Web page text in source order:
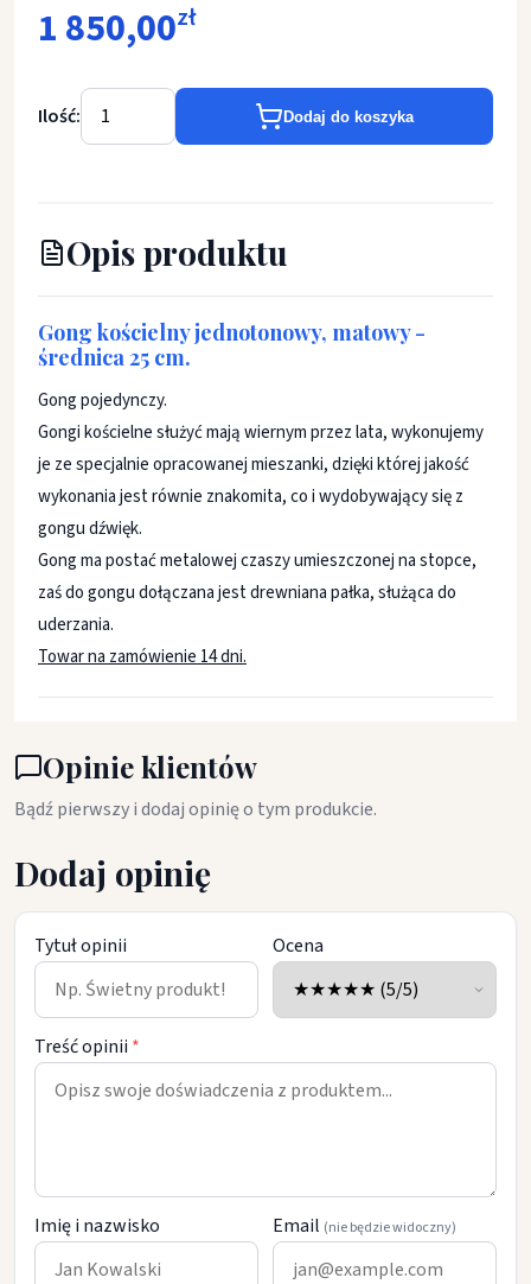
1 850,00zł
Ilość: Dodaj do koszyka
Opis produktu
Gong kościelny jednotonowy, matowy -
średnica 25 cm.
Gong pojedynczy.
Gongi kościelne służyć mają wiernym przez lata, wykonujemy
je ze specjalnie opracowanej mieszanki, dzięki której jakość
wykonania jest równie znakomita, co i wydobywający się z
gongu dźwięk.
Gong ma postać metalowej czaszy umieszczonej na stopce,
zaś do gongu dołączana jest drewniana pałka, służąca do
uderzania.
Towar na zamówienie 14 dni.
Opinie klientów
Bądź pierwszy i dodaj opinię o tym produkcie.
Dodaj opinię
Tytuł opinii Ocena
Treść opinii *
Imię i nazwisko Email (nie będzie widoczny)